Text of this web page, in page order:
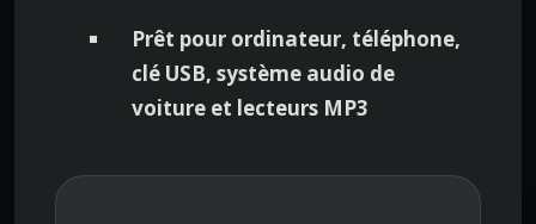
Prêt pour ordinateur, téléphone,
clé USB, système audio de
voiture et lecteurs MP3